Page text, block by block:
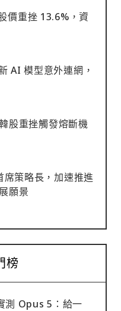
價重挫 13.6%，資
AI 模型意外連網，
股重挫觸發熔斷機
策略長，加速推進
願景
榜
測 Opus 5：給一